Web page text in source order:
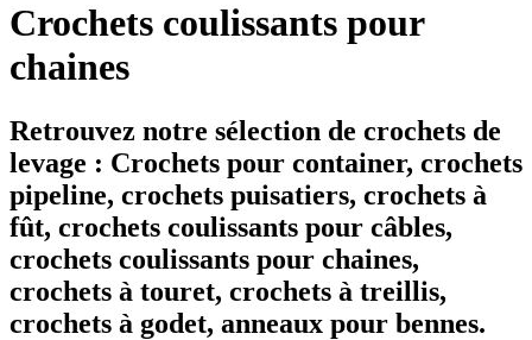
Crochets coulissants pour
chaines
Retrouvez notre sélection de crochets de
levage : Crochets pour container, crochets
pipeline, crochets puisatiers, crochets à
fût, crochets coulissants pour câbles,
crochets coulissants pour chaines,
crochets à touret, crochets à treillis,
crochets à godet, anneaux pour bennes.